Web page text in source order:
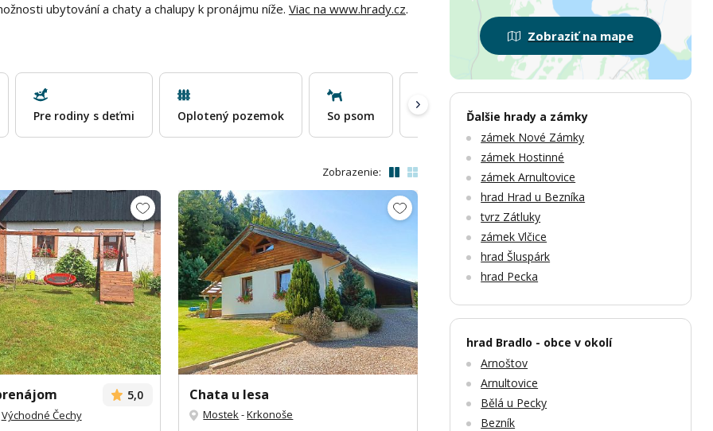
ubytování a chaty a chalupy k pronájmu níže. Viac na www.hrady.cz.
Pre rodiny s deťmi Oplotený pozemok So psom Na samote Kúpacia kaďa
Zobrazenie:
Zobrazit dalších 31 fotek
5,0
Východné Čechy
Chata u lesa
Mostek-Krkonoše
Zobraziť na mape
Ďalšie hrady a zámky
zámek Nové Zámky
zámek Hostinné
zámek Arnultovice
hrad Hrad u Bezníka
tvrz Zátluky
zámek Vlčice
hrad Šluspárk
hrad Pecka
hrad Bradlo - obce v okolí
Arnoštov
Arnultovice
Bělá u Pecky
Bezník